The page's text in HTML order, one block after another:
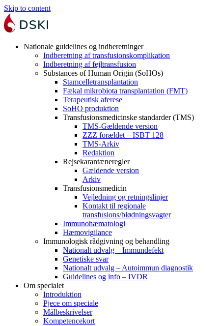
Skip to content
Nationale guidelines og indberetninger
Indberetning af transfusionskomplikation
Indberetning af fejltransfusion
Substances of Human Origin (SoHOs)
Stamcelletransplantation
Fækal mikrobiota transplantation (FMT)
Terapeutisk aferese
SoHO produktion
Transfusionsmedicinske standarder (TMS)
TMS-Gældende version
ZZZ forældet – ISBT 128
TMS-Arkiv
Redaktion
Rejsekarantæneregler
Gældende version
Arkiv
Transfusionsmedicin
Vejledning og retningslinjer
Kontakt til regionale
transfusions/blødningsvagter
Immunohæmatologi
Hæmovigilance
Immunologisk rådgivning og behandling
Nationalt udvalg – Immundefekt
Genetiske svar
Nationalt udvalg – Autoimmun diagnostik
Guidelines og info – IVDR
Om specialet
Introduktion
Pjece om speciale
Målbeskrivelser
Kompetencekort